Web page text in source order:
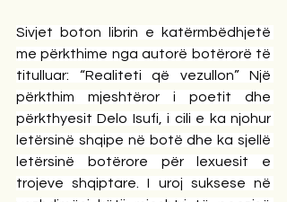
Sivjet boton librin e katërmbëdhjetë
me përkthime nga autorë botërorë të
titulluar: “Realiteti që vezullon” Një
përkthim mjeshtëror i poetit dhe
përkthyesit Delo Isufi, i cili e ka njohur
letërsinë shqipe në botë dhe ka sjellë
letërsinë botërore për lexuesit e
trojeve shqiptare. I uroj suksese në